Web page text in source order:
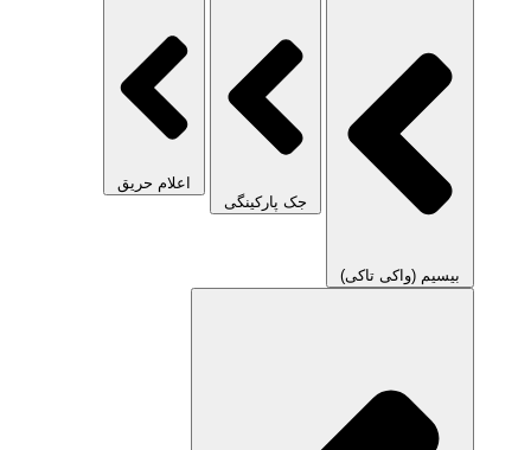
بیسیم (واکی تاکی)
جک پارکینگی
اعلام حریق